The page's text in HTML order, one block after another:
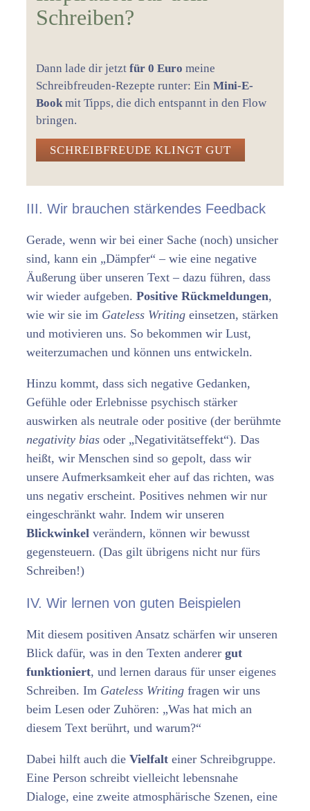
Schreiben?
Dann lade dir jetzt für 0 Euro meine
Schreibfreuden-Rezepte runter: Ein Mini-E-
Bookmit Tipps, die dich entspannt in den Flow
bringen.
SCHREIBFREUDE KLINGT GUT
III. Wir brauchen stärkendes Feedback
Gerade, wenn wir bei einer Sache (noch) unsicher
sind, kann ein „Dämpfer“ – wie eine negative
Äußerung über unseren Text – dazu führen, dass
wir wieder aufgeben. Positive Rückmeldungen,
wie wir sie im Gateless Writing einsetzen, stärken
und motivieren uns. So bekommen wir Lust,
weiterzumachen und können uns entwickeln.
Hinzu kommt, dass sich negative Gedanken,
Gefühle oder Erlebnisse psychisch stärker
auswirken als neutrale oder positive (der berühmte
negativity bias oder „Negativitätseffekt“). Das
heißt, wir Menschen sind so gepolt, dass wir
unsere Aufmerksamkeit eher auf das richten, was
uns negativ erscheint. Positives nehmen wir nur
eingeschränkt wahr. Indem wir unseren
Blickwinkel verändern, können wir bewusst
gegensteuern. (Das gilt übrigens nicht nur fürs
Schreiben!)
IV. Wir lernen von guten Beispielen
Mit diesem positiven Ansatz schärfen wir unseren
Blick dafür, was in den Texten anderer gut
funktioniert, und lernen daraus für unser eigenes
Schreiben. Im Gateless Writing fragen wir uns
beim Lesen oder Zuhören: „Was hat mich an
diesem Text berührt, und warum?“
Dabei hilft auch die Vielfalt einer Schreibgruppe.
Eine Person schreibt vielleicht lebensnahe
Dialoge, eine zweite atmosphärische Szenen, eine